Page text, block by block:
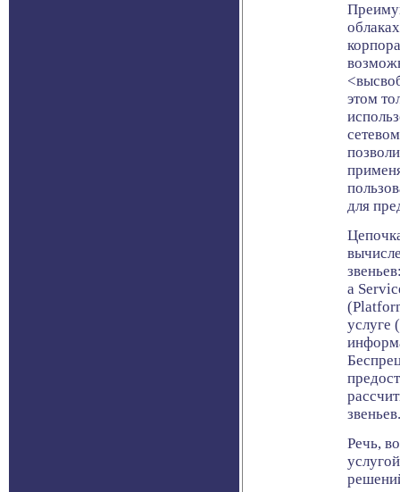
этом
для
a
услуге
звеньев.
Речь,